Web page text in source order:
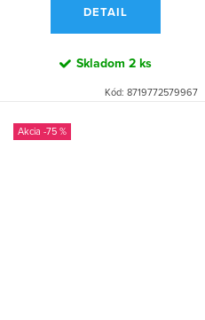
DETAIL
Skladom 2 ks
Kód: 8719772579967
-75 %